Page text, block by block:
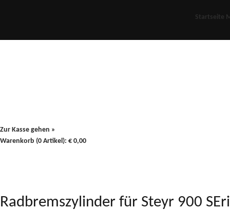
Startseite
Zur Kasse gehen »
Warenkorb (0 Artikel): € 0,00
Radbremszylinder für Steyr 900